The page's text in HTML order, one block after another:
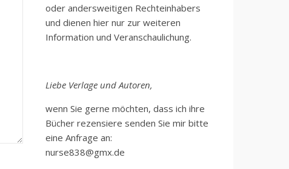
oder andersweitigen Rechteinhabers
und dienen hier nur zur weiteren
Information und Veranschaulichung.
Liebe Verlage und Autoren,
wenn Sie gerne möchten, dass ich ihre
Bücher rezensiere senden Sie mir bitte
eine Anfrage an:
nurse838@gmx.de